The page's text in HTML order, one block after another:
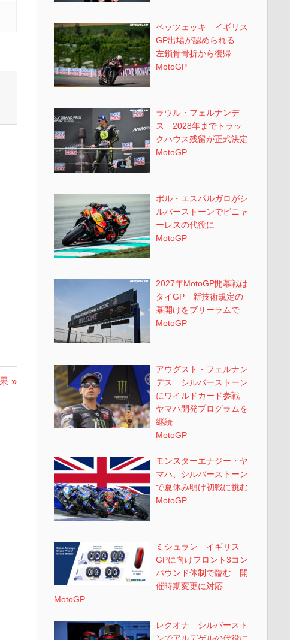
ベッツェッキ イギリス
GP出場が認められる
左鎖骨骨折から復帰
MotoGP
ラウル・フェルナンデ
ス 2028年までトラッ
クハウス残留が正式決定
MotoGP
ポル・エスパルガロがシ
ルバーストーンでビニャ
ーレスの代役に
MotoGP
2027年MotoGP開幕戦は
タイGP 新技術規定の
幕開けをブリーラムで
MotoGP
アウグスト・フェルナン
デス シルバーストーン
にワイルドカード参戦
ヤマハ開発プログラムを
継続
MotoGP
モンスターエナジー・ヤ
マハ、シルバーストーン
で夏休み明け初戦に挑む
MotoGP
ミシュラン イギリス
GPに向けフロント3コン
パウンド体制で臨む 開
催時期変更に対応
MotoGP
レクオナ シルバースト
ンでアルデゲルの代役に